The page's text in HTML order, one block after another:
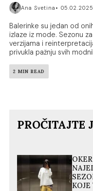
Ana Svetina
Balerinke su jedan od
izlaze iz mode. Sezonu
verzijama i
privukla pažnju svih
2 MIN READ
PROČITAJTE